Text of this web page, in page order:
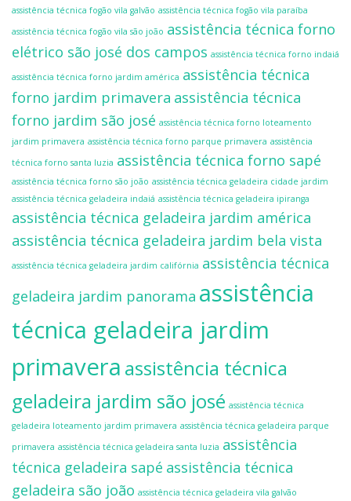
assistência técnica fogão vila galvão assistência técnica fogão vila paraíba
assistência técnica fogão vila são joão assistência técnica forno
elétrico são josé dos campos assistência técnica forno indaiá
assistência técnica forno jardim américa assistência técnica
forno jardim primavera assistência técnica
forno jardim são josé assistência técnica forno loteamento
jardim primavera assistência técnica forno parque primavera assistência
técnica forno santa luzia assistência técnica forno sapé
assistência técnica forno são joão assistência técnica geladeira cidade jardim
assistência técnica geladeira indaiá assistência técnica geladeira ipiranga
assistência técnica geladeira jardim américa
assistência técnica geladeira jardim bela vista
assistência técnica geladeira jardim califórnia assistência técnica
geladeira jardim panorama assistência
técnica geladeira jardim
primavera assistência técnica
geladeira jardim são josé assistência técnica
geladeira loteamento jardim primavera assistência técnica geladeira parque
primavera assistência técnica geladeira santa luzia assistência
técnica geladeira sapé assistência técnica
geladeira são joão assistência técnica geladeira vila galvão